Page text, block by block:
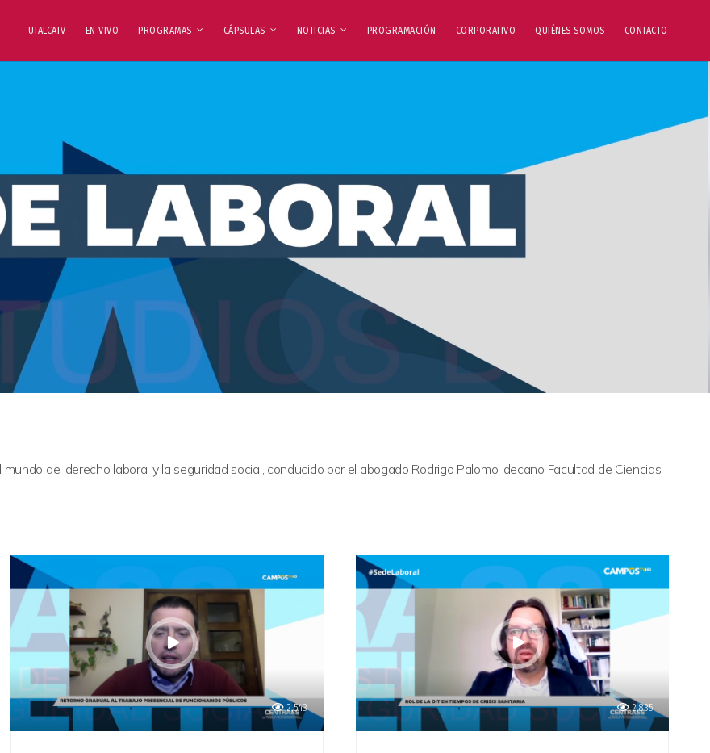
UTALCATV EN VIVO PROGRAMAS CÁPSULAS NOTICIAS PROGRAMACIÓN CORPORATIVO QUIÉNES SOMOS CONTACTO
del derecho laboral y la seguridad social, conducido por el abogado Rodrigo Palomo, decano Facultad de Ciencias
2,543 2,835